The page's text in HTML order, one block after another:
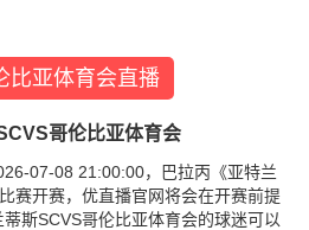
比亚体育会直播
哥伦比亚体育会
07-08 21:00:00，巴拉丙《亚特兰
赛开赛，优直播官网将会在开赛前提
斯SCVS哥伦比亚体育会的球迷可以